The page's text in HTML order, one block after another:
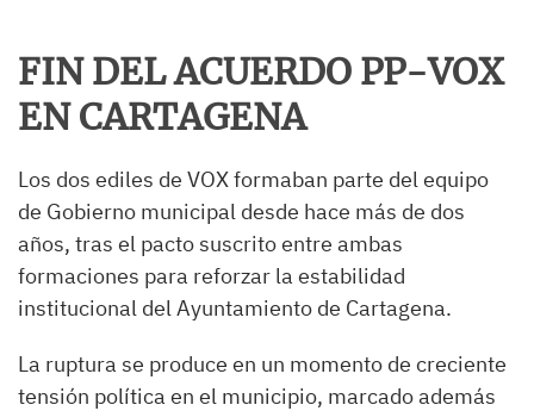
FIN DEL ACUERDO PP-VOX
EN CARTAGENA
Los dos ediles de VOX formaban parte del equipo
de Gobierno municipal desde hace más de dos
años, tras el pacto suscrito entre ambas
formaciones para reforzar la estabilidad
institucional del Ayuntamiento de Cartagena.
La ruptura se produce en un momento de creciente
tensión política en el municipio, marcado además